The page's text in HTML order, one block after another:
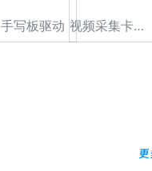
手写板驱动 视频采集卡驱动